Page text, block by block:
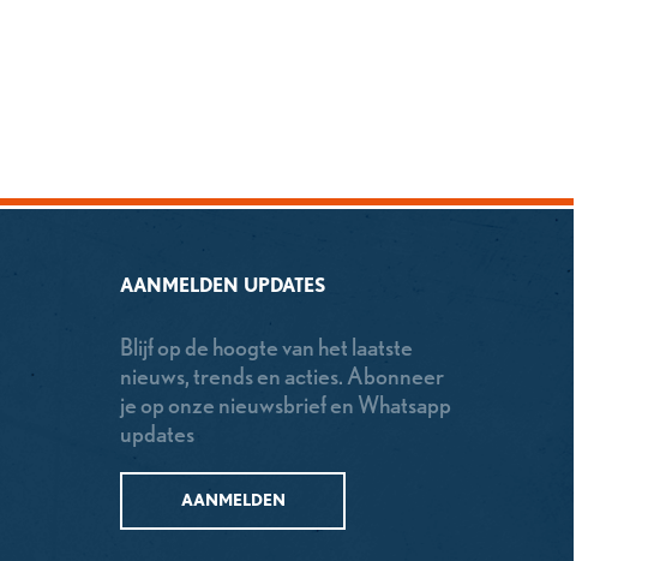
AANMELDEN UPDATES
Blijf op de hoogte van het laatste
nieuws, trends en acties. Abonneer
je op onze nieuwsbrief en Whatsapp
updates
AANMELDEN